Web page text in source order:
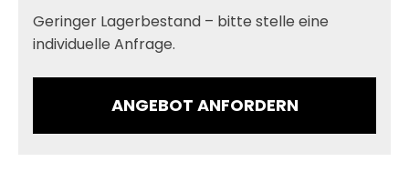
Geringer Lagerbestand – bitte stelle eine
individuelle Anfrage.
ANGEBOT ANFORDERN